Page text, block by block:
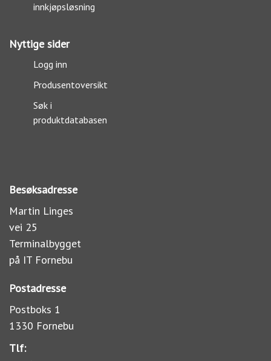
innkjøpsløsning
Nyttige sider
Logg inn
Produsentoversikt
Søk i
produktdatabasen
Besøksadresse
Martin Linges
vei 25
Terminalbygget
på IT Fornebu
Postadresse
Postboks 1
1330 Fornebu
Tlf: